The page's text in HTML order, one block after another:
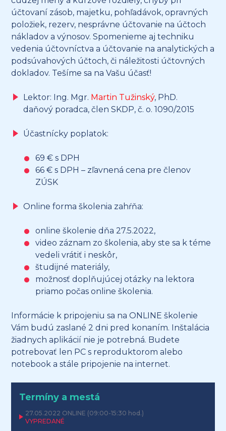
účtovaní zásob, majetku, pohľadávok, opravných
položiek, rezerv, nesprávne účtovanie na účtoch
nákladov a výnosov. Spomenieme aj techniku
vedenia účtovníctva a účtovanie na analytických a
podsúvahových účtoch, či náležitosti účtovných
dokladov. Tešíme sa na Vašu účasť!
Lektor: Ing. Mgr. Martin Tužinský, PhD.
daňový poradca, člen SKDP, č. o. 1090/2015
Účastnícky poplatok:
69 € s DPH
66 € s DPH – zľavnená cena pre členov
ZÚSK
Online forma školenia zahŕňa:
online školenie dňa 27.5.2022,
video záznam zo školenia, aby ste sa k téme
vedeli vrátiť i neskôr,
študijné materiály,
možnosť doplňujúcej otázky na lektora
priamo počas online školenia.
Informácie k pripojeniu sa na ONLINE školenie
Vám budú zaslané 2 dni pred konaním. Inštalácia
žiadnych aplikácií nie je potrebná. Budete
potrebovať len PC s reproduktorom alebo
notebook a stále pripojenie na internet.
Termíny a mestá
27.05.2022 ONLINE (09:00-15:30 hod.)
VYPREDANÉ